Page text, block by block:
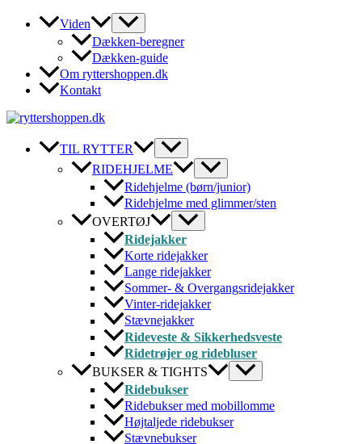
Viden
Dækken-beregner
Dækken-guide
Om ryttershoppen.dk
Kontakt
TIL RYTTER
RIDEHJELME
Ridehjelme (børn/junior)
Ridehjelme med glimmer/sten
OVERTØJ
Ridejakker
Korte ridejakker
Lange ridejakker
Sommer- & Overgangsridejakker
Vinter-ridejakker
Stævnejakker
Rideveste & Sikkerhedsveste
Ridetrøjer og ridebluser
BUKSER & TIGHTS
Ridebukser
Ridebukser med mobillomme
Højtaljede ridebukser
Stævnebukser